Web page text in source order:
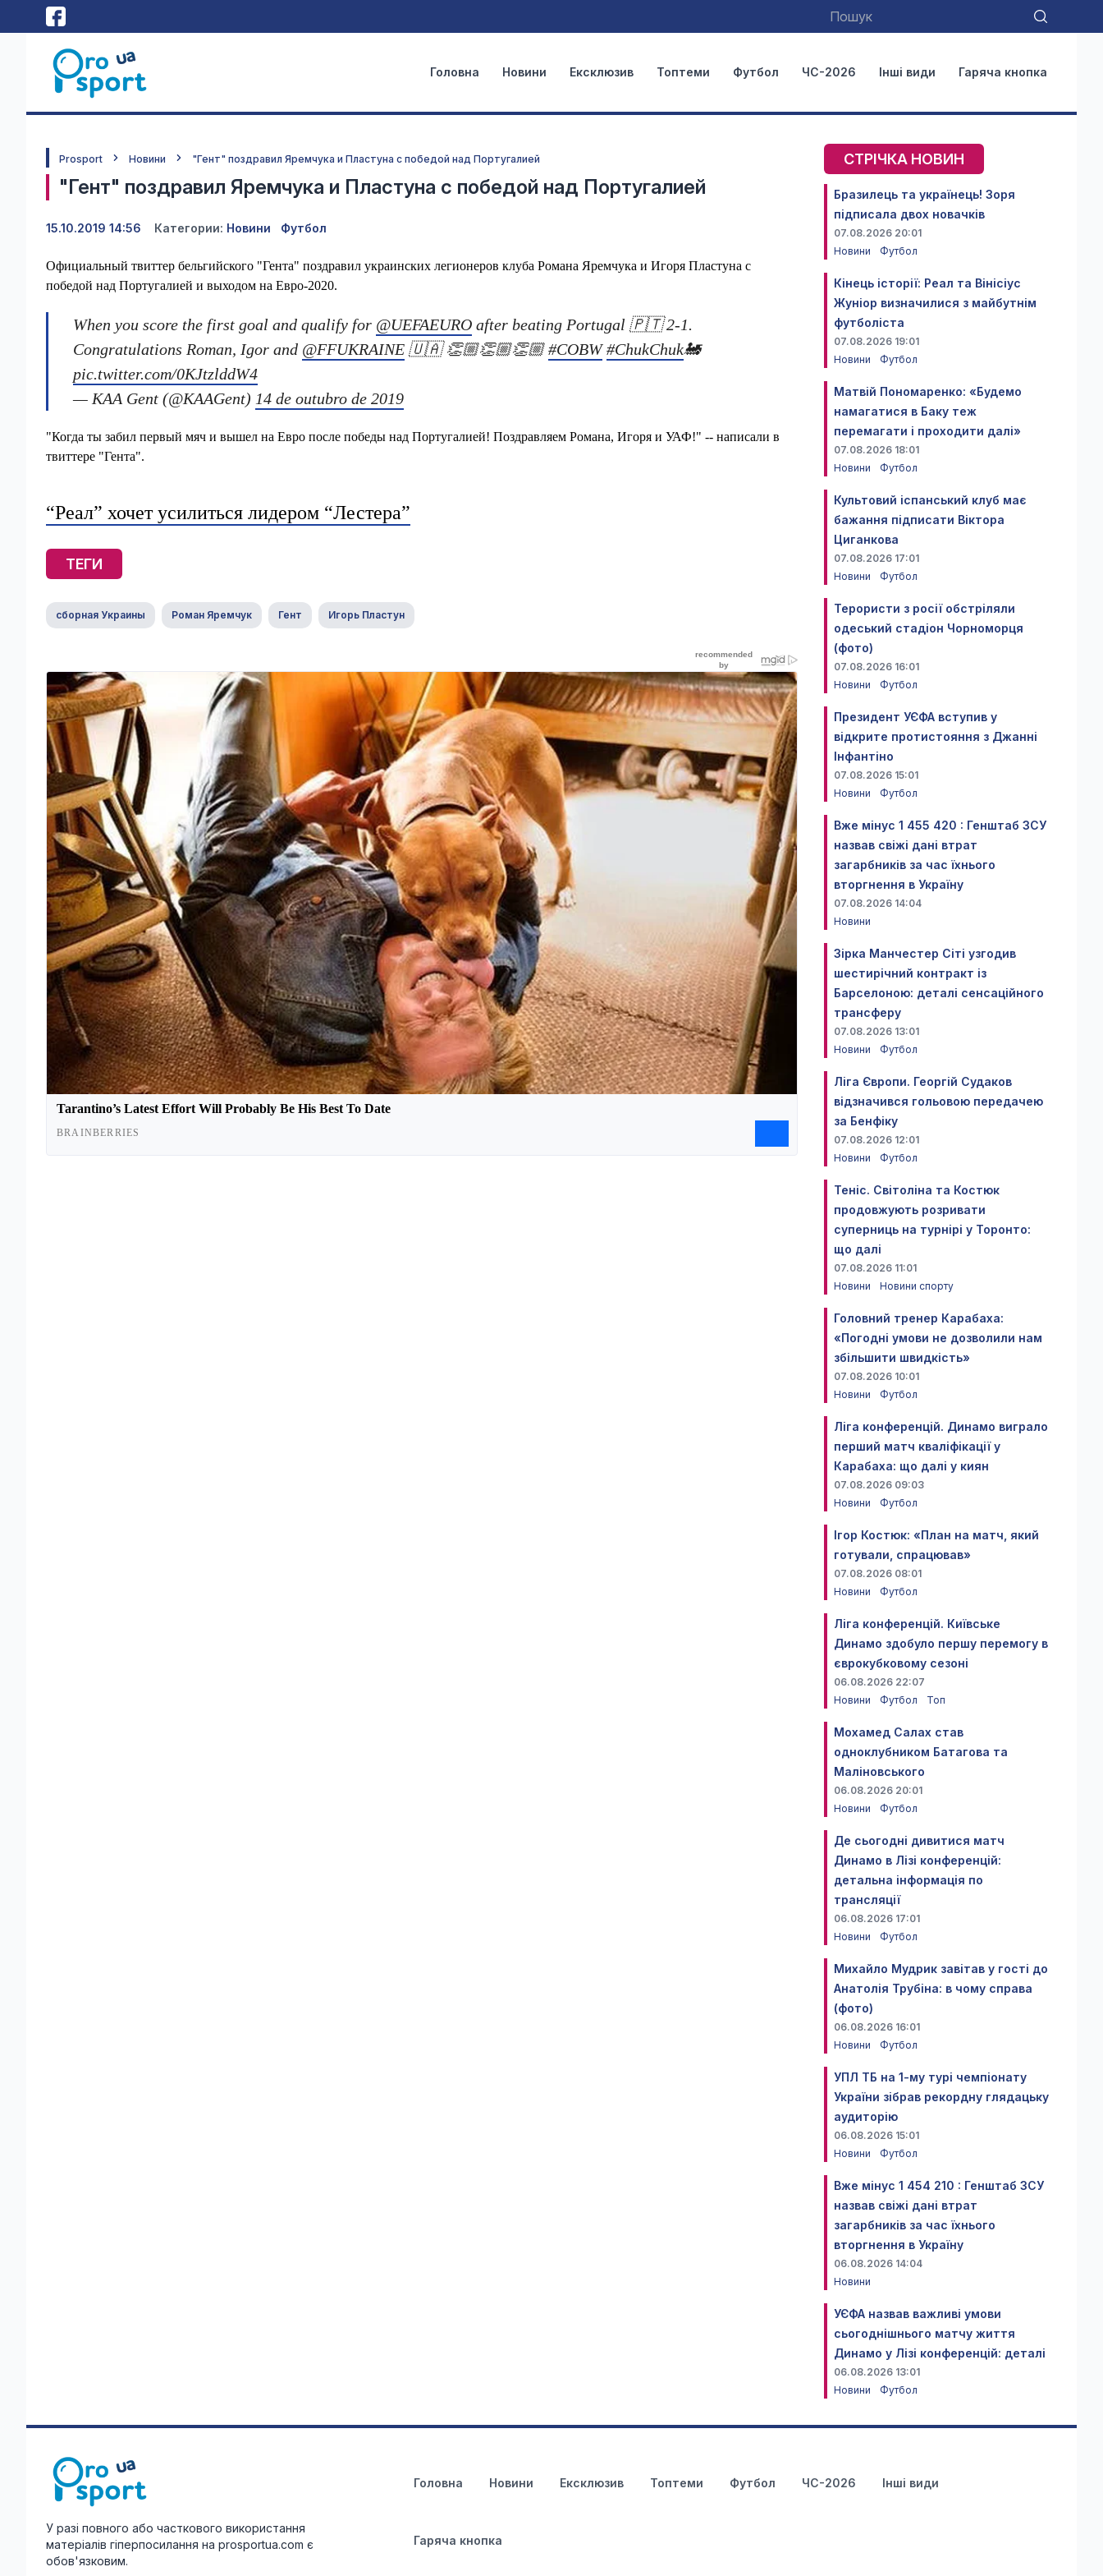
Головна Новини Ексклюзив Топтеми Футбол ЧС-2026 Інші види Гаряча кнопка
Prosport Новини "Гент" поздравил Яремчука и Пластуна с победой над Португалией
"Гент" поздравил Яремчука и Пластуна с победой над Португалией
15.10.2019 14:56 Категории: Новини Футбол
Официальный твиттер бельгийского "Гента" поздравил украинских легионеров клуба Романа Яремчука и Игоря Пластуна с
победой над Португалией и выходом на Евро-2020.
When you score the first goal and qualify for @UEFAEURO after beating Portugal 🇵🇹 2-1.
Congratulations Roman, Igor and @FFUKRAINE 🇺🇦 👏🏼👏🏼👏🏼#COBW #ChukChuk🚂
pic.twitter.com/0KJtzlddW4
— KAA Gent (@KAAGent) 14 de outubro de 2019
"Когда ты забил первый мяч и вышел на Евро после победы над Португалией! Поздравляем Романа, Игоря и УАФ!" -- написали в
твиттере "Гента".
“Реал” хочет усилиться лидером “Лестера”
ТЕГИ
сборная Украины Роман Яремчук Гент Игорь Пластун
СТРІЧКА НОВИН
Бразилець та українець! Зоря
підписала двох новачків
07.08.2026 20:01
Новини
Футбол
Кінець історії: Реал та Вінісіус
Жуніор визначилися з майбутнім
футболіста
07.08.2026 19:01
Новини
Футбол
Матвій Пономаренко: «Будемо
намагатися в Баку теж
перемагати і проходити далі»
07.08.2026 18:01
Новини
Футбол
Культовий іспанський клуб має
бажання підписати Віктора
Циганкова
07.08.2026 17:01
Новини
Футбол
Терористи з росії обстріляли
одеський стадіон Чорноморця
(фото)
07.08.2026 16:01
Новини
Футбол
Президент УЄФА вступив у
відкрите протистояння з Джанні
Інфантіно
07.08.2026 15:01
Новини
Футбол
Вже мінус 1 455 420 : Генштаб ЗСУ
назвав свіжі дані втрат
загарбників за час їхнього
вторгнення в Україну
07.08.2026 14:04
Новини
Зірка Манчестер Сіті узгодив
шестирічний контракт із
Барселоною: деталі сенсаційного
трансферу
07.08.2026 13:01
Новини
Футбол
Ліга Європи. Георгій Судаков
відзначився гольовою передачею
за Бенфіку
07.08.2026 12:01
Новини
Футбол
Теніс. Світоліна та Костюк
продовжують розривати
суперниць на турнірі у Торонто:
що далі
07.08.2026 11:01
Новини
Новини спорту
Головний тренер Карабаха:
«Погодні умови не дозволили нам
збільшити швидкість»
07.08.2026 10:01
Новини
Футбол
Ліга конференцій. Динамо виграло
перший матч кваліфікації у
Карабаха: що далі у киян
07.08.2026 09:03
Новини
Футбол
Ігор Костюк: «План на матч, який
готували, спрацював»
07.08.2026 08:01
Новини
Футбол
Ліга конференцій. Київське
Динамо здобуло першу перемогу в
єврокубковому сезоні
06.08.2026 22:07
Новини
Футбол Топ
Мохамед Салах став
одноклубником Батагова та
Маліновського
06.08.2026 20:01
Новини
Футбол
Де сьогодні дивитися матч
Динамо в Лізі конференцій:
детальна інформація по
трансляції
06.08.2026 17:01
Новини
Футбол
Михайло Мудрик завітав у гості до
Анатолія Трубіна: в чому справа
(фото)
06.08.2026 16:01
Новини
Футбол
УПЛ ТБ на 1-му турі чемпіонату
України зібрав рекордну глядацьку
аудиторію
06.08.2026 15:01
Новини
Футбол
Вже мінус 1 454 210 : Генштаб ЗСУ
назвав свіжі дані втрат
загарбників за час їхнього
вторгнення в Україну
06.08.2026 14:04
Новини
УЄФА назвав важливі умови
сьогоднішнього матчу життя
Динамо у Лізі конференцій: деталі
06.08.2026 13:01
Новини
Футбол
У разі повного або часткового використання
матеріалів гіперпосилання на prosportua.com є
обов'язковим.
Головна Новини Ексклюзив Топтеми Футбол ЧС-2026 Інші види
Гаряча кнопка